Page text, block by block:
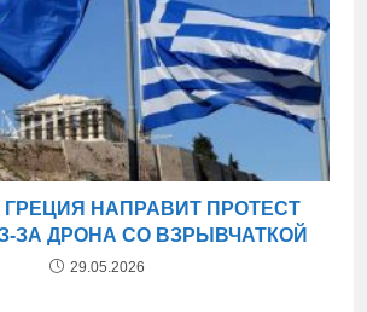
ГРЕЦИЯ НАПРАВИТ ПРОТЕСТ
ЗА ДРОНА СО ВЗРЫВЧАТКОЙ
29.05.2026